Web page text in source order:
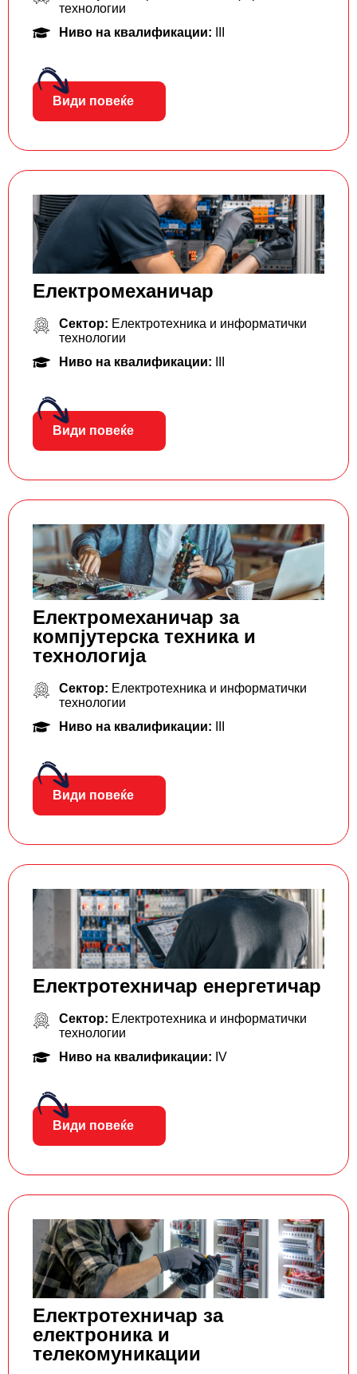
технологии
Ниво на квалификации:
Види повеќе
Електромеханичар
Сектор: Електротехника и информатички
технологии
Ниво на квалификации:
Види повеќе
Електромеханичар за
компјутерска техника и
технологија
Сектор: Електротехника и информатички
технологии
Ниво на квалификации:
Види повеќе
Електротехничар енергетичар
Сектор: Електротехника и информатички
технологии
Ниво на квалификации: IV
Види повеќе
Електротехничар за
електроника и
телекомуникации